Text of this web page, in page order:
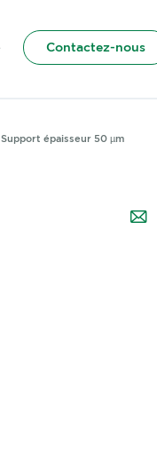
Contactez-nous
Support épaisseur 50 µm